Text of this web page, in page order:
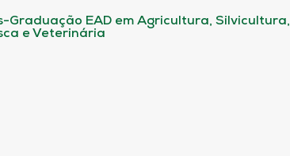
Graduação EAD em Agricultura, Silvicultura,
e Veterinária